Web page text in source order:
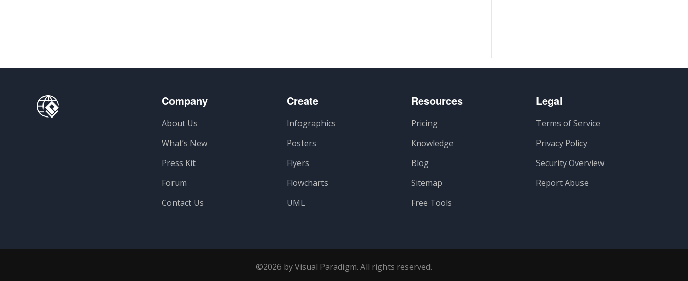
Company
About Us
What’s New
Press Kit
Forum
Contact Us
Create
Infographics
Posters
Flyers
Flowcharts
UML
Resources
Pricing
Knowledge
Blog
Sitemap
Free Tools
Legal
Terms of Service
Privacy Policy
Security Overview
Report Abuse
©2026 by Visual Paradigm. All rights reserved.